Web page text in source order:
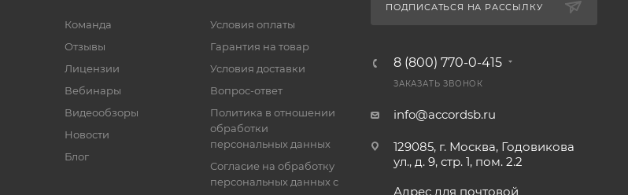
Команда
Отзывы
Лицензии
Вебинары
Видеообзоры
Новости
Блог
Условия оплаты
Гарантия на товар
Условия доставки
Вопрос-ответ
Политика в отношении
обработки
персональных данных
Согласие на обработку
персональных данных с
ПОДПИСАТЬСЯ НА РАССЫЛКУ
8 (800) 770-0-415
ЗАКАЗАТЬ ЗВОНОК
info@accordsb.ru
129085, г. Москва, Годовикова
ул., д. 9, стр. 1, пом. 2.2
Адрес для почтовой